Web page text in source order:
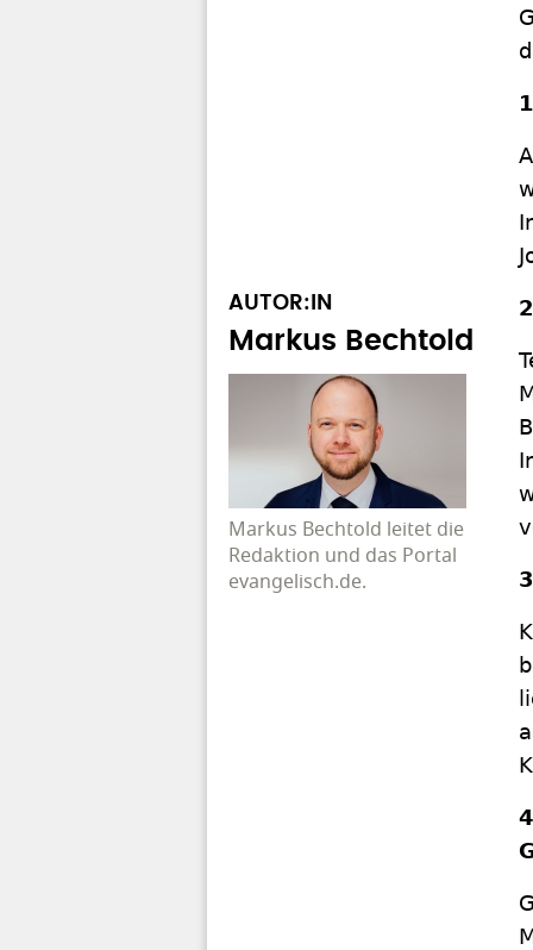
AUTOR:IN
Markus Bechtold
Markus Bechtold leitet die
Redaktion und das Portal
evangelisch.de.